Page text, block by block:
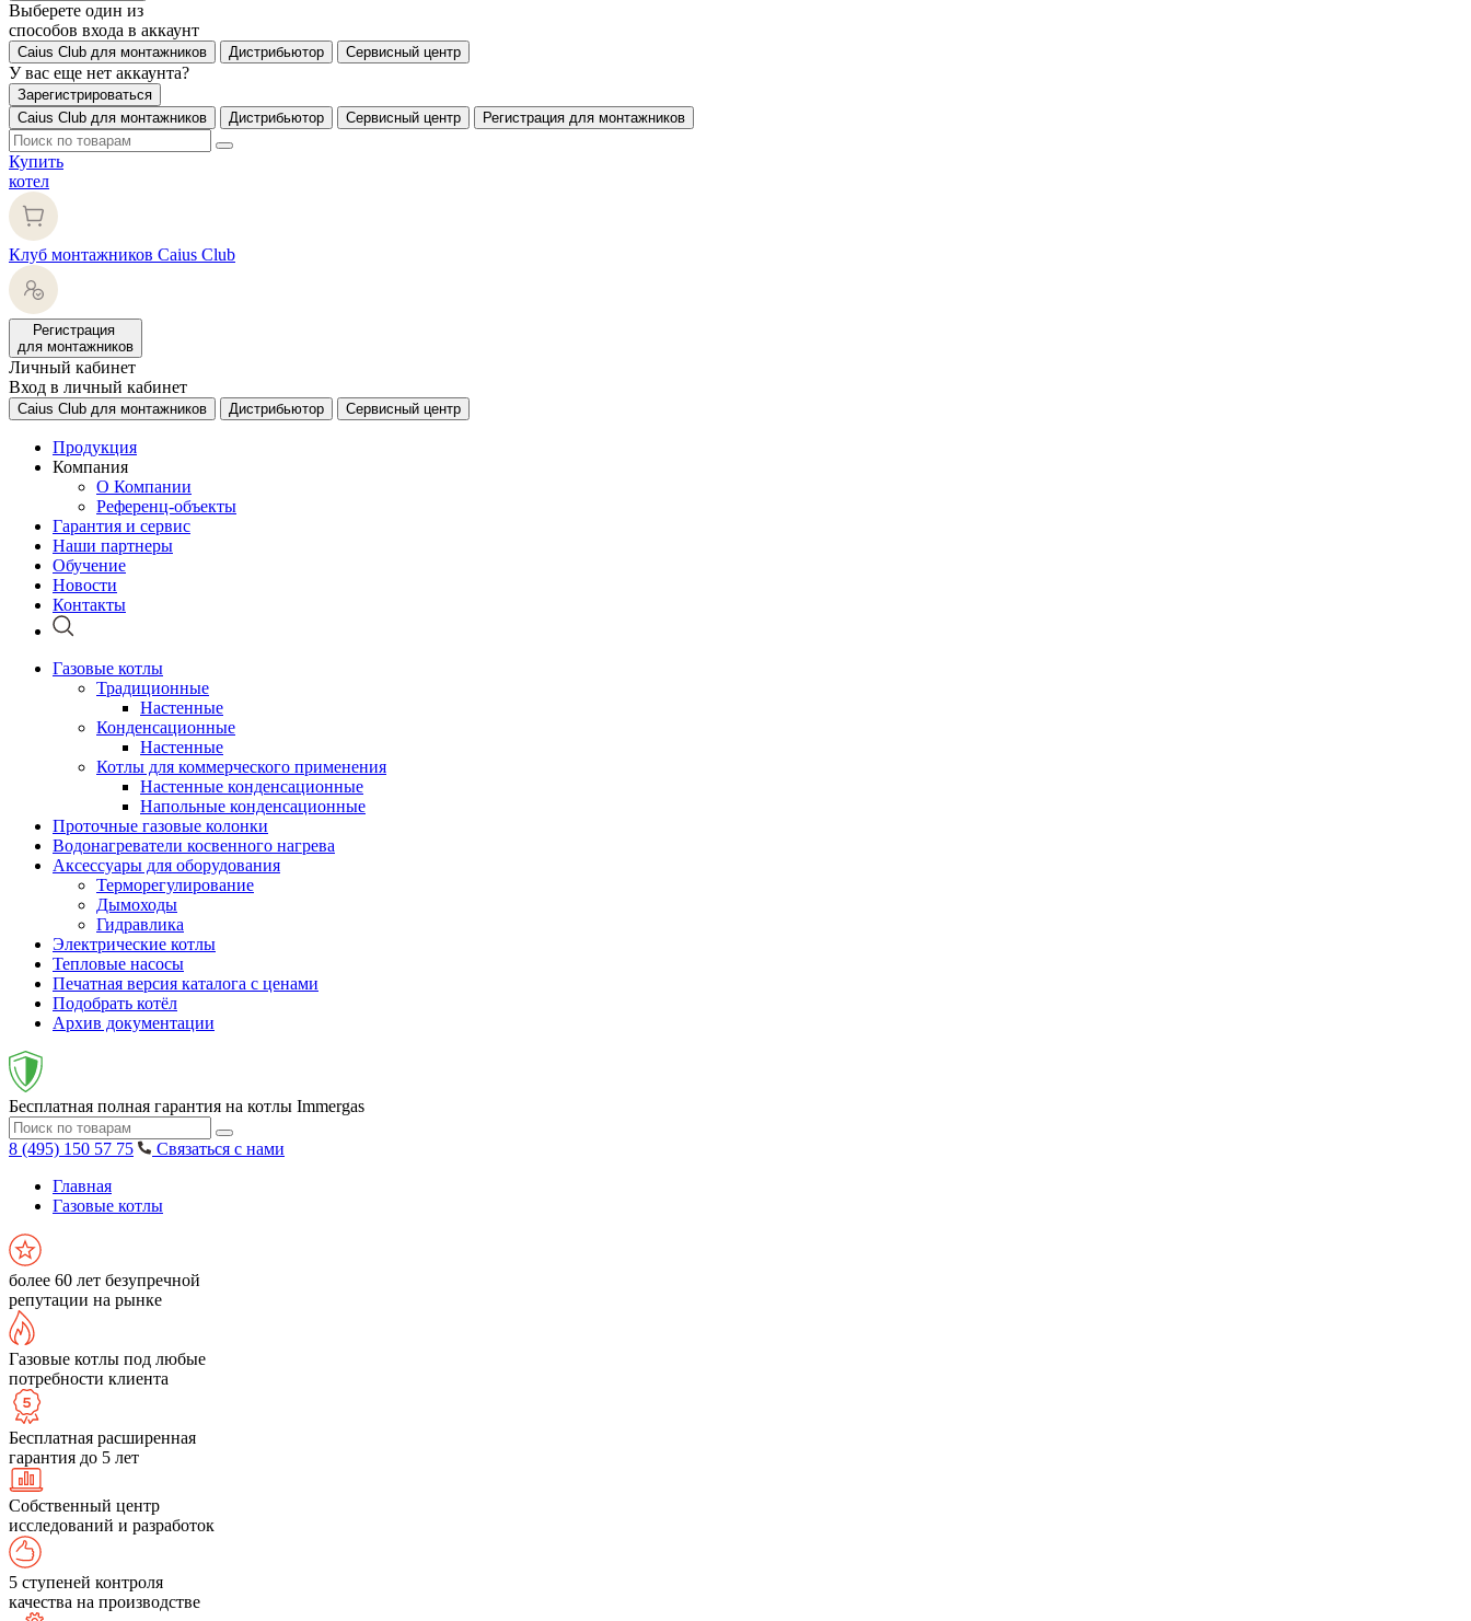
Выберете один из
способов входа в аккаунт
Caius Club для монтажников Дистрибьютор Сервисный центр
У вас еще нет аккаунта?
Зарегистрироваться
Caius Club для монтажников
Дистрибьютор Сервисный центр Регистрация для монтажников
Купить
котел
Клуб монтажников Caius Club
Регистрация
для монтажников
Личный кабинет
Вход в личный кабинет
Caius Club для монтажников Дистрибьютор Сервисный центр
Продукция
Компания
О Компании
Референц-объекты
Гарантия и сервис
Наши партнеры
Обучение
Новости
Контакты
Газовые котлы
Традиционные
Настенные
Конденсационные
Настенные
Котлы для коммерческого применения
Настенные конденсационные
Напольные конденсационные
Проточные газовые колонки
Водонагреватели косвенного нагрева
Аксессуары для оборудования
Терморегулирование
Дымоходы
Гидравлика
Электрические котлы
Тепловые насосы
Печатная версия каталога с ценами
Подобрать котёл
Архив документации
Бесплатная полная гарантия на котлы Immergas
8 (495) 150 57 75
Связаться с нами
Главная
Газовые котлы
более 60 лет безупречной
репутации на рынке
Газовые котлы под любые
потребности клиента
Бесплатная расширенная
гарантия до 5 лет
Собственный центр
исследований и разработок
5 ступеней контроля
качества на производстве